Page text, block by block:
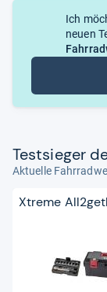
Ich
neuen
Test­sie­ger
Aktuelle
Xtreme